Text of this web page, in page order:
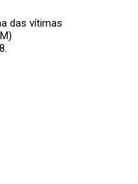
das vítimas